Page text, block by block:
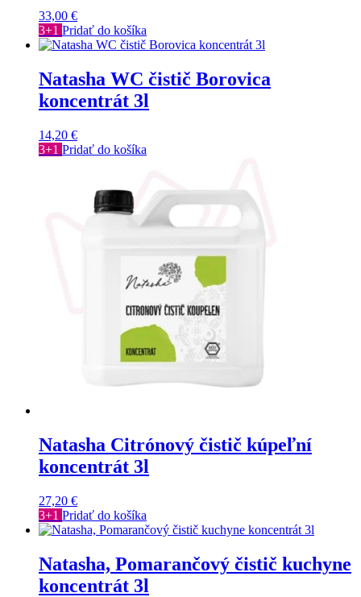
33,00 €
3+1 Pridať do košíka
Natasha WC čistič Borovica
koncentrát 3l
14,20 €
3+1 Pridať do košíka
Natasha Citrónový čistič kúpeľní
koncentrát 3l
27,20 €
3+1 Pridať do košíka
Natasha, Pomarančový čistič kuchyne
koncentrát 3l